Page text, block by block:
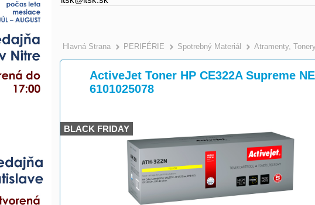
Hlavná Strana >
PERIFÉRIE >
Spotrebný Materiál Atramenty,
ActiveJet Toner HP CE322A Supreme
6101025078
BLACK FRIDAY